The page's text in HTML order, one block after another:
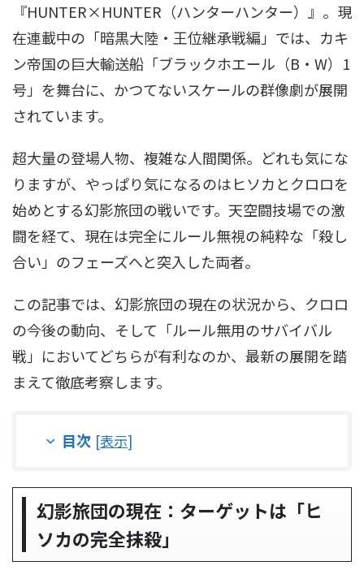
『HUNTER×HUNTER（ハンターハンター）』。現
在連載中の「暗黒大陸・王位継承戦編」では、カキ
ン帝国の巨大輸送船「ブラックホエール（B・W）1
号」を舞台に、かつてないスケールの群像劇が展開
されています。
超大量の登場人物、複雑な人間関係。どれも気にな
りますが、やっぱり気になるのはヒソカとクロロを
始めとする幻影旅団の戦いです。天空闘技場での激
闘を経て、現在は完全にルール無視の純粋な「殺し
合い」のフェーズへと突入した両者。
この記事では、幻影旅団の現在の状況から、クロロ
の今後の動向、そして「ルール無用のサバイバル
戦」においてどちらが有利なのか、最新の展開を踏
まえて徹底考察します。
目次 [表示]
幻影旅団の現在：ターゲットは「ヒ
ソカの完全抹殺」